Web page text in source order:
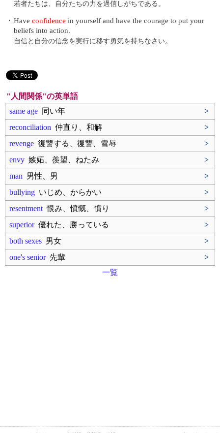
若者たちは、自分たちの力を過信しがちである。
・ Have confidence in yourself and have the courage to put your
beliefs into action.
自信と自分の信念を実行に移す勇気を持ちなさい。
"人間関係"の英単語
same age 同い年
>
reconciliation 仲直り、和解
>
revenge 復讐する、復讐、雪辱
>
envy 嫉妬、羨望、ねたみ
>
man 男性、男
>
bullying いじめ、からかい
>
resentment 恨み、憤慨、憤り
>
superior優れた、勝っている
>
both sexes 男女
>
one's senior先輩
>
一覧